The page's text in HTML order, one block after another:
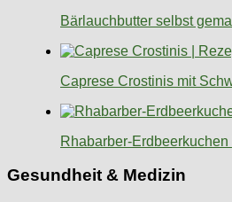
Bärlauchbutter selbst
Caprese Crostinis mit
Rhabarber-Erdbeerkuchen
Gesundheit & Medizin